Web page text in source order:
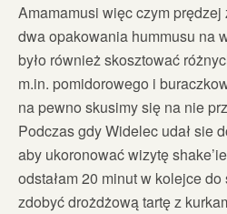
Amamamusi więc czym
dwa opakowania hummusu na
było również skosztować
m.in. pomidorowego i
na pewno skusimy się na nie
Podczas gdy Widelec udał sie
aby ukoronować wizytę
odstałam 20 minut w kolejce
zdobyć drożdżową tartę z